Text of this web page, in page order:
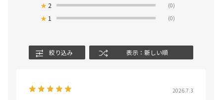
★ 2 (0)
★ 1 (0)
絞り込み 表示：新しい順
2026.7.3